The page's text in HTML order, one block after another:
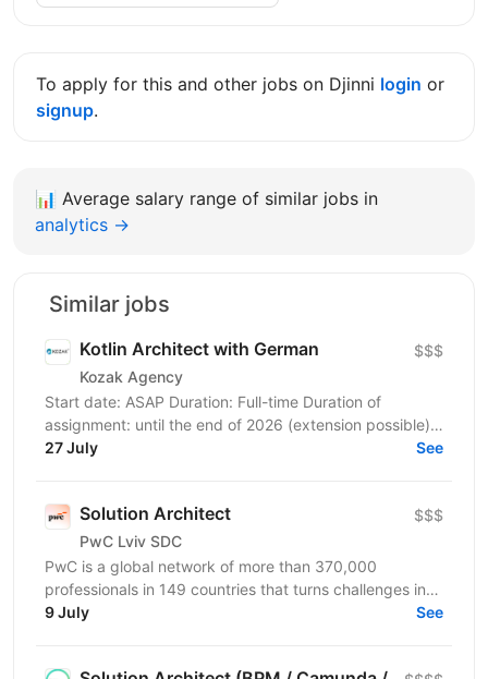
To apply for this and other jobs on Djinni login or
signup.
📊 Average salary range of similar jobs in
analytics →
Similar jobs
Kotlin Architect with German
Kozak Agency
$$$
Start date: ASAP Duration: Full-time Duration of
assignment: until the end of 2026 (extension possible)
Location: Hanover, 100% remote Sector:...
27 July See
Solution Architect
PwC Lviv SDC
$$$
PwC is a global network of more than 370,000
professionals in 149 countries that turns challenges into
opportunities. We create innovative solutions in...
9 July See